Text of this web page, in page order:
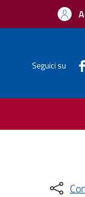
Seguici su